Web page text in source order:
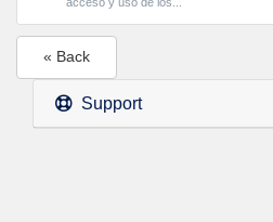
« Back
Support